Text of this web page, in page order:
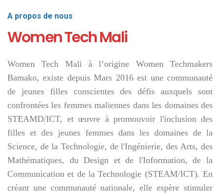
A propos de nous
Women Tech Mali
Women Tech Mali à l’origine Women Techmakers
Bamako, existe depuis Mars 2016 est une communauté
de jeunes filles conscientes des défis auxquels sont
confrontées les femmes maliennes dans les domaines des
STEAMD/ICT, et œuvre à promouvoir l'inclusion des
filles et des jeunes femmes dans les domaines de la
Science, de la Technologie, de l'Ingénierie, des Arts, des
Mathématiques, du Design et de l'Information, de la
Communication et de la Technologie (STEAM/ICT). En
créant une communauté nationale, elle espère stimuler